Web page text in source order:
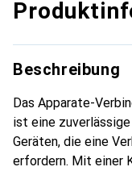
Beschreibung
Das Apparate-
ist eine
Geräten, die eine
erfordern. Mit einer